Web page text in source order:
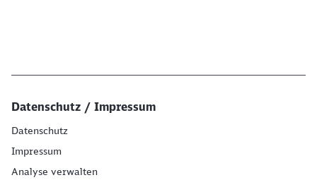
Datenschutz / Impressum
Datenschutz
Impressum
Analyse verwalten